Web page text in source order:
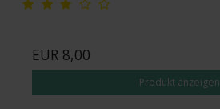
EUR 8,00
Produkt anzeigen